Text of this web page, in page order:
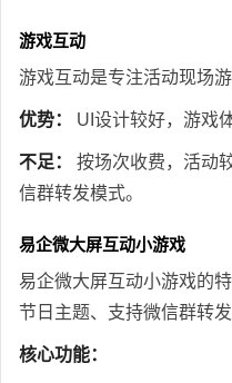
游戏互动
游戏互动是专注活动现场
优势： UI设计较好，游戏
不足：
按场次收费，活动
信群转发模式。
易企微大屏互动小游戏
易企微大屏互动小游戏的
节日主题、支持微信群转发
核心功能：